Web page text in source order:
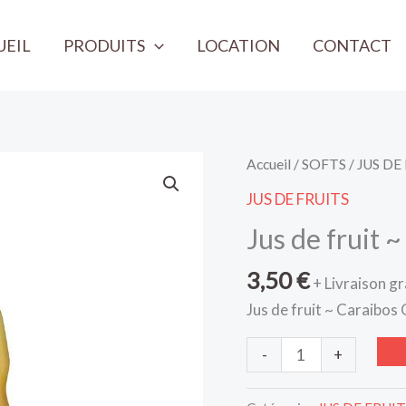
PRODUITS LOCATION CONTACT
Accueil /SOFTS / JUS
JUS DE FRUITS
Jus de fruit
3,50€+ Livraison
Jus de fruit ~ Caraibos
-
quantité
de
~
Caraibos
Orange
1
+